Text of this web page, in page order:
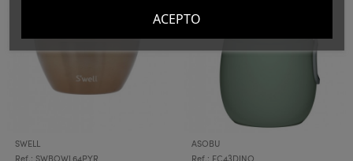
SWELL
Ref.: SWBOWL64PYR
ASOBU
Ref.: FC43DINO
ACEPTO